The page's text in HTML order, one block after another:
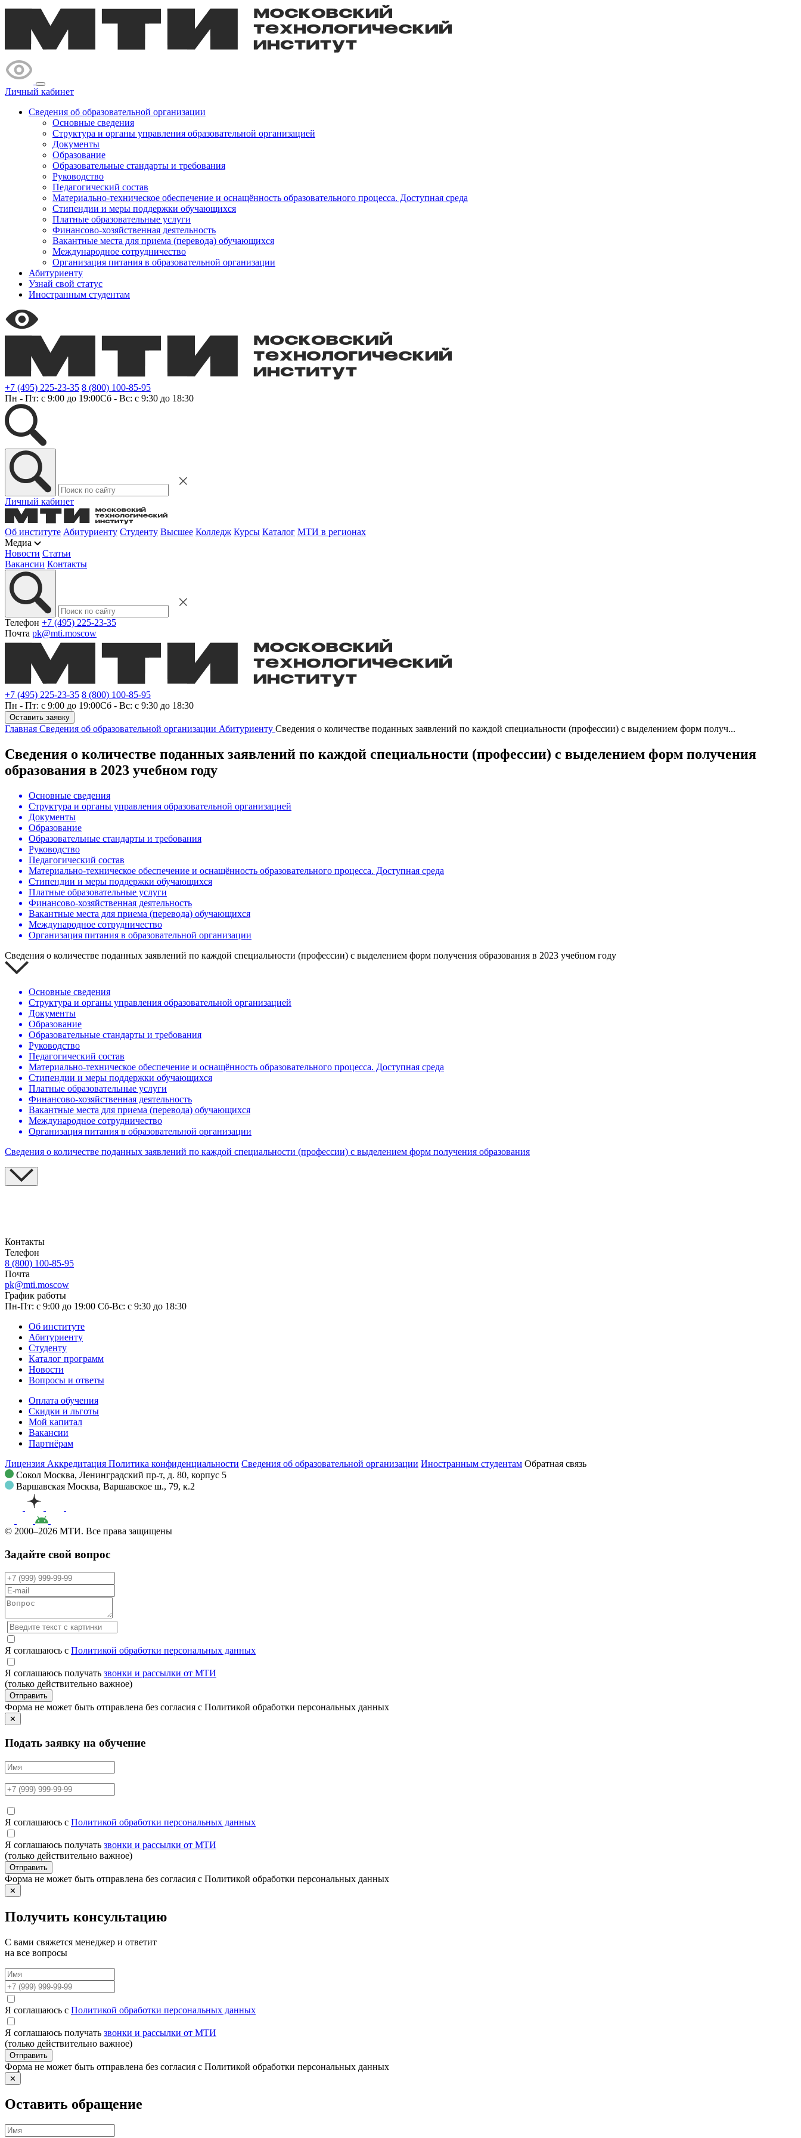
Личный кабинет
Сведения об образовательной организации
Основные сведения
Структура и органы управления образовательной организацией
Документы
Образование
Образовательные стандарты и требования
Руководство
Педагогический состав
Материально-техническое обеспечение и оснащённость образовательного процесса. Доступная среда
Стипендии и меры поддержки обучающихся
Платные образовательные услуги
Финансово-хозяйственная деятельность
Вакантные места для приема (перевода) обучающихся
Международное сотрудничество
Организация питания в образовательной организации
Абитуриенту
Узнай свой статус
Иностранным студентам
+7 (495) 225-23-35 8 (800) 100-85-95
Пн - Пт: с 9:00 до 19:00Сб - Вс: с 9:30 до 18:30
Личный кабинет
Об институте Абитуриенту Студенту Высшее Колледж Курсы Каталог МТИ в регионах
Медиа
Новости Статьи
Вакансии Контакты
Телефон +7 (495) 225-23-35
Почта pk@mti.moscow
+7 (495) 225-23-35 8 (800) 100-85-95
Пн - Пт: с 9:00 до 19:00Сб - Вс: с 9:30 до 18:30
Оставить заявку
Главная Сведения об образовательной организации Абитуриенту Сведения о количестве поданных заявлений по каждой специальности (профессии) с выделением форм получ...
Сведения о количестве поданных заявлений по каждой специальности (профессии) с выделением форм получения
образования в 2023 учебном году
Основные сведения
Структура и органы управления образовательной организацией
Документы
Образование
Образовательные стандарты и требования
Руководство
Педагогический состав
Материально-техническое обеспечение и оснащённость образовательного процесса. Доступная среда
Стипендии и меры поддержки обучающихся
Платные образовательные услуги
Финансово-хозяйственная деятельность
Вакантные места для приема (перевода) обучающихся
Международное сотрудничество
Организация питания в образовательной организации
Сведения о количестве поданных заявлений по каждой специальности (профессии) с выделением форм получения образования в 2023 учебном году
Основные сведения
Структура и органы управления образовательной организацией
Документы
Образование
Образовательные стандарты и требования
Руководство
Педагогический состав
Материально-техническое обеспечение и оснащённость образовательного процесса. Доступная среда
Стипендии и меры поддержки обучающихся
Платные образовательные услуги
Финансово-хозяйственная деятельность
Вакантные места для приема (перевода) обучающихся
Международное сотрудничество
Организация питания в образовательной организации
Сведения о количестве поданных заявлений по каждой специальности (профессии) с выделением форм получения образования
Контакты
Телефон
8 (800) 100-85-95
Почта
pk@mti.moscow
График работы
Пн-Пт: с 9:00 до 19:00 Сб-Вс: с 9:30 до 18:30
Об институте
Абитуриенту
Студенту
Каталог программ
Новости
Вопросы и ответы
Оплата обучения
Скидки и льготы
Мой капитал
Вакансии
Партнёрам
Лицензия Аккредитация Политика конфиденциальности Сведения об образовательной организации Иностранным студентам Обратная связь
Сокол Москва, Ленинградский пр-т, д. 80, корпус 5
Варшавская Москва, Варшавское ш., 79, к.2
© 2000–2026 МТИ. Все права защищены
Задайте свой вопрос
Я соглашаюсь с Политикой обработки персональных данных
Я соглашаюсь получать звонки и рассылки от МТИ
(только действительно важное)
Отправить
Форма не может быть отправлена без согласия с Политикой обработки персональных данных
✕
Подать заявку на обучение
Я соглашаюсь с Политикой обработки персональных данных
Я соглашаюсь получать звонки и рассылки от МТИ
(только действительно важное)
Отправить
Форма не может быть отправлена без согласия с Политикой обработки персональных данных
✕
Получить консультацию
С вами свяжется менеджер и ответит
на все вопросы
Я соглашаюсь с Политикой обработки персональных данных
Я соглашаюсь получать звонки и рассылки от МТИ
(только действительно важное)
Отправить
Форма не может быть отправлена без согласия с Политикой обработки персональных данных
✕
Оставить обращение